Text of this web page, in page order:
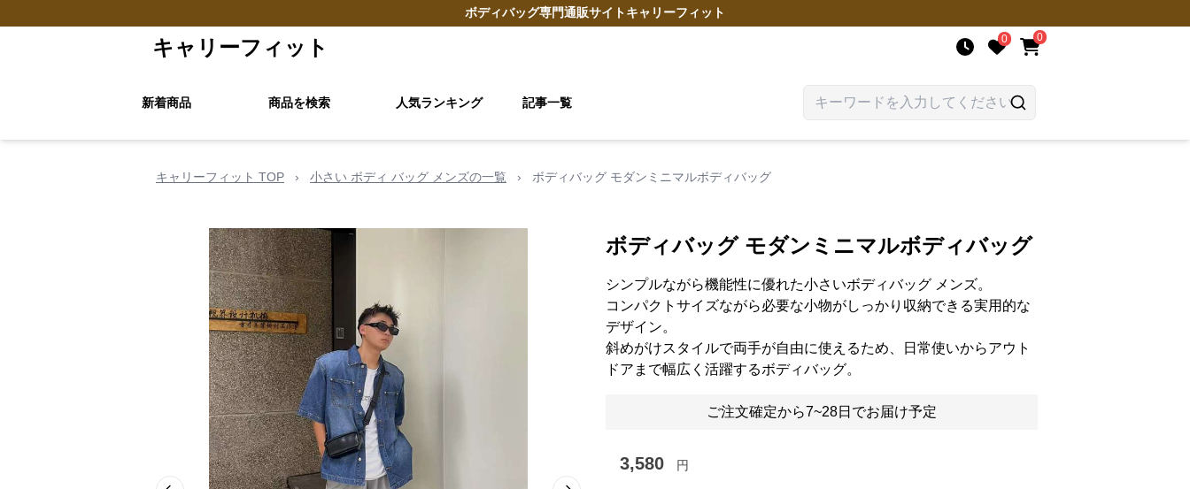
ボディバッグ専門通販サイトキャリーフィット
キャリーフィット 0 0
新着商品 商品を検索 人気ランキング 記事一覧
キャリーフィット TOP › 小さい ボディ バッグ メンズの一覧 › ボディバッグ モダンミニマルボディバッグ
ボディバッグ モダンミニマルボディバッグ
シンプルながら機能性に優れた小さいボディバッグ メンズ。
コンパクトサイズながら必要な小物がしっかり収納できる実用的な
デザイン。
斜めがけスタイルで両手が自由に使えるため、日常使いからアウト
ドアまで幅広く活躍するボディバッグ。
ご注文確定から7~28日でお届け予定
3,580 円